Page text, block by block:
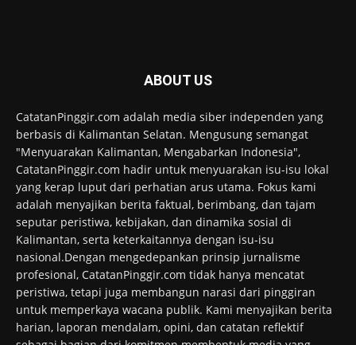
ABOUT US
CatatanPinggir.com adalah media siber independen yang
berbasis di Kalimantan Selatan. Mengusung semangat
"Menyuarakan Kalimantan, Mengabarkan Indonesia",
CatatanPinggir.com hadir untuk menyuarakan isu-isu lokal
yang kerap luput dari perhatian arus utama. Fokus kami
adalah menyajikan berita faktual, berimbang, dan tajam
seputar peristiwa, kebijakan, dan dinamika sosial di
Kalimantan, serta keterkaitannya dengan isu-isu
nasional.Dengan mengedepankan prinsip jurnalisme
profesional, CatatanPinggir.com tidak hanya mencatat
peristiwa, tetapi juga membangun narasi dari pinggiran
untuk memperkaya wacana publik. Kami menyajikan berita
harian, laporan mendalam, opini, dan catatan reflektif